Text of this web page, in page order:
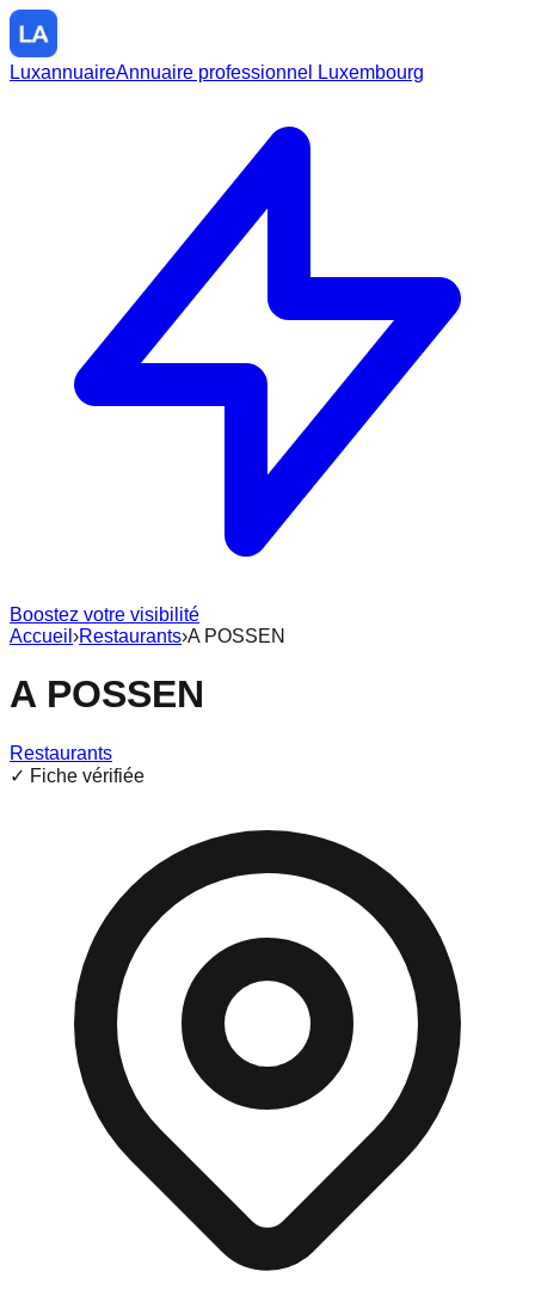
LuxannuaireAnnuaire professionnel Luxembourg
Boostez votre visibilité
Accueil ›Restaurants›A POSSEN
A POSSEN
Restaurants
✓ Fiche vérifiée